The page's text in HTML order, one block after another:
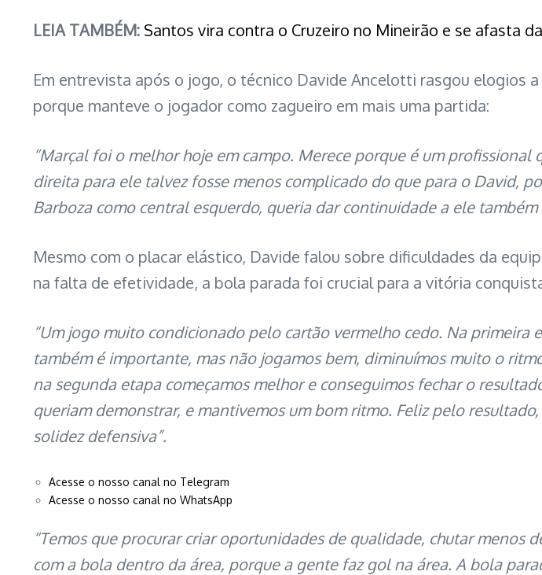
LEIA TAMBÉM: Santos vira contra o Cruzeiro no Mineirão e se afasta
Em entrevista após o jogo, o técnico Davide Ancelotti rasgou elogios
porque manteve o jogador como zagueiro em mais uma partida:
“Marçal foi o melhor hoje em campo. Merece porque é um
direita para ele talvez fosse menos complicado do que para o David,
Barboza como central esquerdo, queria dar continuidade a ele também
Mesmo com o placar elástico, Davide falou sobre dificuldades da
na falta de efetividade, a bola parada foi crucial para a vitória
“Um jogo muito condicionado pelo cartão vermelho cedo. Na
também é importante, mas não jogamos bem, diminuímos muito o
na segunda etapa começamos melhor e conseguimos fechar o
queriam demonstrar, e mantivemos um bom ritmo. Feliz pelo
solidez defensiva”.
Acesse o nosso canal no Telegram
Acesse o nosso canal no WhatsApp
“Temos que procurar criar oportunidades de qualidade, chutar
com a bola dentro da área, porque a gente faz gol na área. A bola